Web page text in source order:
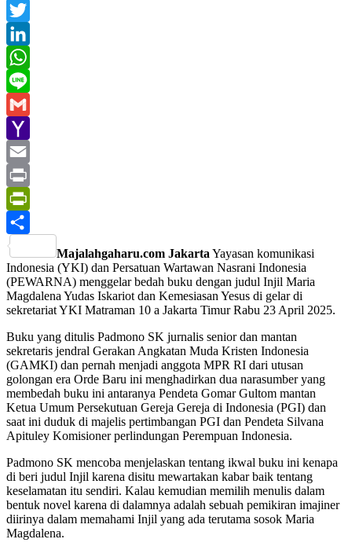
Facebook
Twitter
LinkedIn
WhatsApp
Line
Gmail
Yahoo
Mail
Email
Print
PrintFriendly
Share
Majalahgaharu.com Jakarta Yayasan komunikasi
Indonesia (YKI) dan Persatuan Wartawan Nasrani Indonesia
(PEWARNA) menggelar bedah buku dengan judul Injil Maria
Magdalena Yudas Iskariot dan Kemesiasan Yesus di gelar di
sekretariat YKI Matraman 10 a Jakarta Timur Rabu 23 April 2025.
Buku yang ditulis Padmono SK jurnalis senior dan mantan
sekretaris jendral Gerakan Angkatan Muda Kristen Indonesia
(GAMKI) dan pernah menjadi anggota MPR RI dari utusan
golongan era Orde Baru ini menghadirkan dua narasumber yang
membedah buku ini antaranya Pendeta Gomar Gultom mantan
Ketua Umum Persekutuan Gereja Gereja di Indonesia (PGI) dan
saat ini duduk di majelis pertimbangan PGI dan Pendeta Silvana
Apituley Komisioner perlindungan Perempuan Indonesia.
Padmono SK mencoba menjelaskan tentang ikwal buku ini kenapa
di beri judul Injil karena disitu mewartakan kabar baik tentang
keselamatan itu sendiri. Kalau kemudian memilih menulis dalam
bentuk novel karena di dalamnya adalah sebuah pemikiran imajiner
diirinya dalam memahami Injil yang ada terutama sosok Maria
Magdalena.